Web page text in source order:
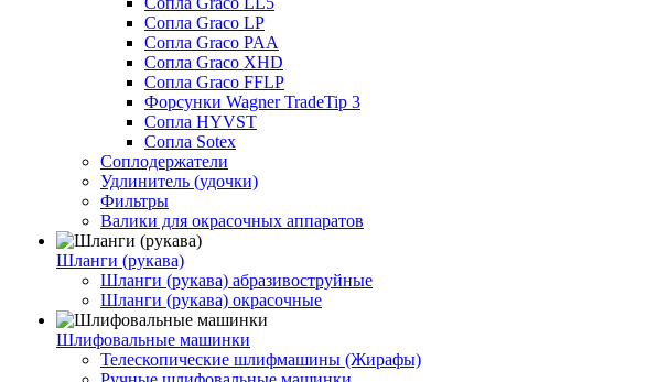
Сопла Graco LP
Сопла Graco PAA
Сопла Graco XHD
Сопла Graco FFLP
Форсунки Wagner TradeTip 3
Сопла HYVST
Сопла Sotex
Соплодержатели
Удлинитель (удочки)
Фильтры
Валики для окрасочных аппаратов
Шланги (рукава)
Шланги (рукава) абразивоструйные
Шланги (рукава) окрасочные
Шлифовальные машинки
Телескопические шлифмашины (Жирафы)